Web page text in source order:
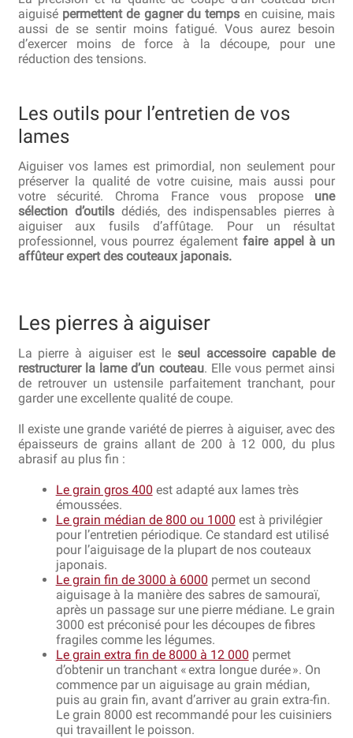
aiguisé permettent de gagner du temps en cuisine, mais
aussi de se sentir moins fatigué. Vous aurez besoin
d’exercer moins de force à la découpe, pour une
réduction des tensions.
Les outils pour l’entretien de vos
lames
Aiguiser vos lames est primordial, non seulement pour
préserver la qualité de votre cuisine, mais aussi pour
votre sécurité. Chroma France vous propose une
sélection d’outilsdédiés, des indispensables pierres à
aiguiser aux fusils d’affûtage. Pour un résultat
professionnel, vous pourrez égalementfaire appel à un
affûteur expert des couteaux japonais.
Les pierres à aiguiser
La pierre à aiguiser est le seul accessoire capable de
restructurer la lame d’un couteau. Elle vous permet ainsi
de retrouver un ustensile parfaitement tranchant, pour
garder une excellente qualité de coupe.
Il existe une grande variété de pierres à aiguiser, avec des
épaisseurs de grains allant de 200 à 12 000, du plus
abrasif au plus fin :
Le grain gros 400 est adapté aux lames très
émoussées.
Le grain médian de 800 ou 1000 est à privilégier
pour l’entretien périodique. Ce standard est utilisé
pour l’aiguisage de la plupart de nos couteaux
japonais.
Le grain fin de 3000 à 6000 permet un second
aiguisage à la manière des sabres de samouraï,
après un passage sur une pierre médiane. Le grain
3000 est préconisé pour les découpes de fibres
fragiles comme les légumes.
Le grain extra fin de 8000 à 12 000 permet
d’obtenir un tranchant « extra longue durée ». On
commence par un aiguisage au grain médian,
puis au grain fin, avant d’arriver au grain extra-fin.
Le grain 8000 est recommandé pour les cuisiniers
qui travaillent le poisson.